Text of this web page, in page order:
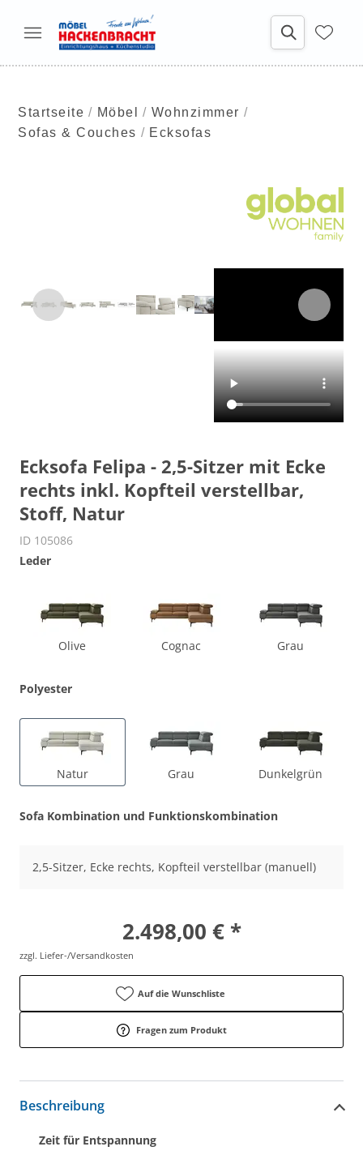
Startseite Möbel
Wohnzimmer
Sofas & Couches
Ecksofas
Ecksofa Felipa - 2,5-Sitzer mit Ecke
rechts inkl. Kopfteil verstellbar,
Stoff, Natur
ID 105086
Leder
Olive Cognac Grau
Polyester
Natur Grau Dunkelgrün
Sofa Kombination und Funktionskombination
2,5-Sitzer, Ecke rechts, Kopfteil verstellbar (manuell)
2.498,00 € *
zzgl. Liefer-/Versandkosten
Auf die Wunschliste
Fragen zum Produkt
Beschreibung
Zeit für Entspannung